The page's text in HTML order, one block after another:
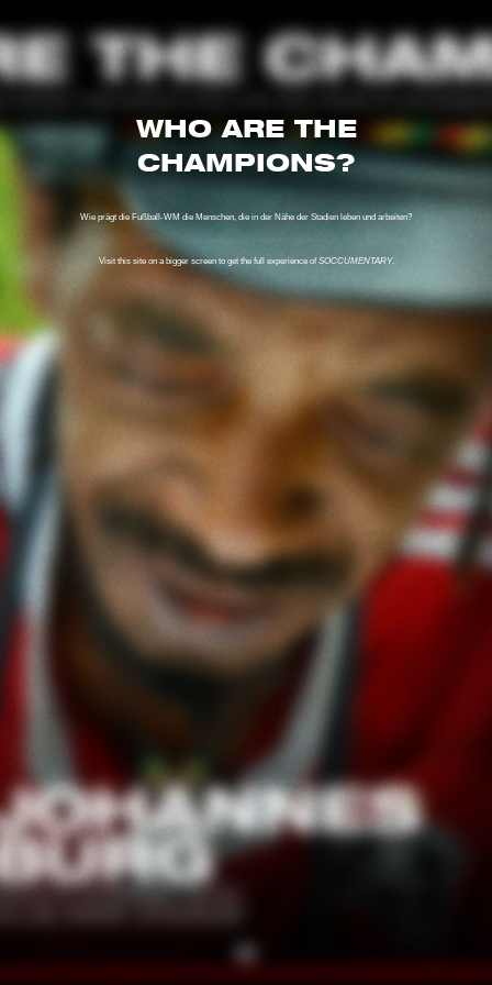
WHO ARE THE
CHAMPIONS?
Wie prägt die Fußball-WM die Menschen, die in der Nähe der Stadien leben und arbeiten?
Visit this site on a bigger screen to get the full experience of SOCCUMENTARY.